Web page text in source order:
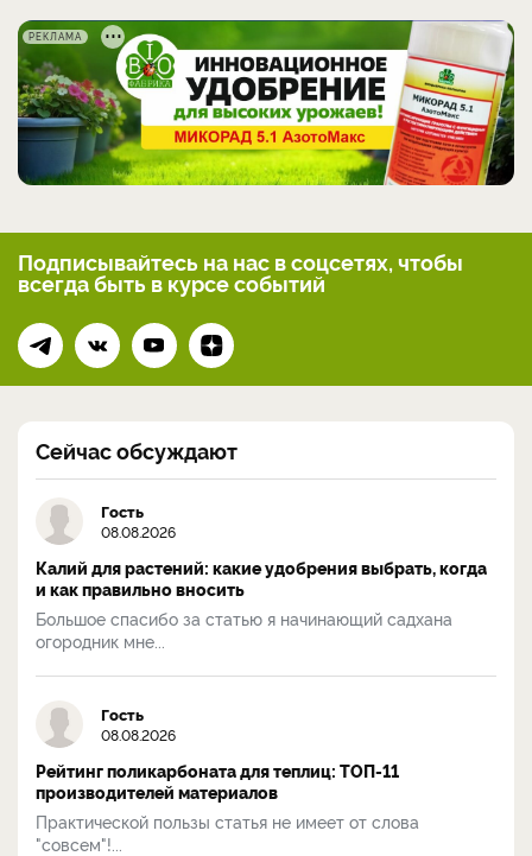
РЕКЛАМА
Подписывайтесь на нас в соцсетях, чтобы
всегдабыть в курсе событий
Сейчас обсуждают
Гость
08.08.2026
Калий для растений: какие удобрения выбрать, когда
и как правильно вносить
Большое спасибо за статью я начинающий садхана
огородник мне...
Гость
08.08.2026
Рейтинг поликарбоната для теплиц: ТОП-11
производителей материалов
Практической пользы статья не имеет от слова
"совсем"!...